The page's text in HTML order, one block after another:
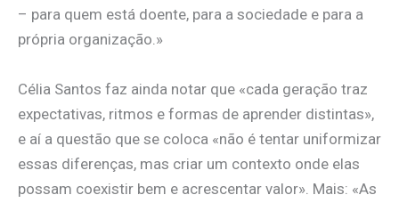
– para quem está doente, para a sociedade e para a
própria organização.»
Célia Santos faz ainda notar que «cada geração traz
expectativas, ritmos e formas de aprender distintas»,
e aí a questão que se coloca «não é tentar uniformizar
essas diferenças, mas criar um contexto onde elas
possam coexistir bem e acrescentar valor». Mais: «As